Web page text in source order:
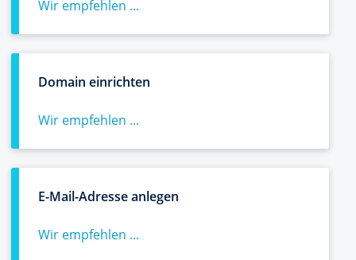
Wir empfehlen ...
Domain einrichten
Wir empfehlen ...
E-Mail-Adresse anlegen
Wir empfehlen ...